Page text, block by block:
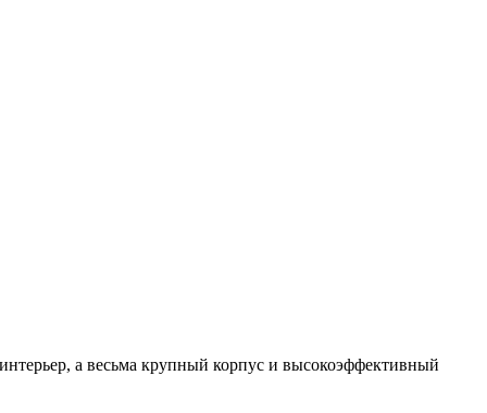
а весьма крупный корпус и высокоэффективный